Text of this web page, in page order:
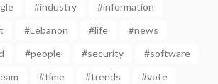
#industry
#information
#Lebanon #life
#news
#people #security
#software
#time #trends
#vote